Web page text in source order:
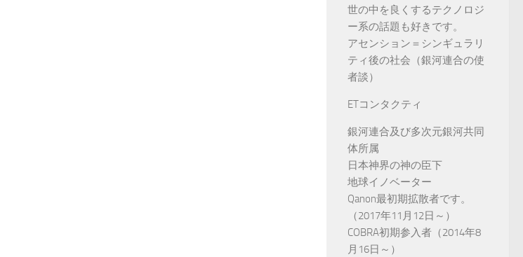
世の中を良くするテクノロジ
ー系の話題も好きです。
アセンション＝シンギュラリ
ティ後の社会（銀河連合の使
者談）
ETコンタクティ
銀河連合及び多次元銀河共同
体所属
日本神界の神の臣下
地球イノベーター
Qanon最初期拡散者です。
（2017年11月12日～）
COBRA初期参入者（2014年8
月16日～）